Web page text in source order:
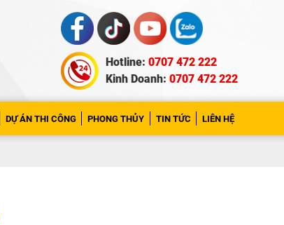
Hotline: 0707 472 222
Kinh Doanh: 0707 472 222
DỰ ÁN THI CÔNG PHONG THỦY TIN TỨC LIÊN HỆ